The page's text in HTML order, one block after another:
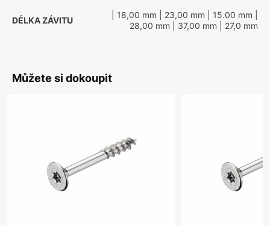
DÉLKA ZÁVITU
| 18,00 mm | 23,00 mm | 15.00 mm
28,00 mm | 37,00 mm | 27,0 mm
Můžete si dokoupit